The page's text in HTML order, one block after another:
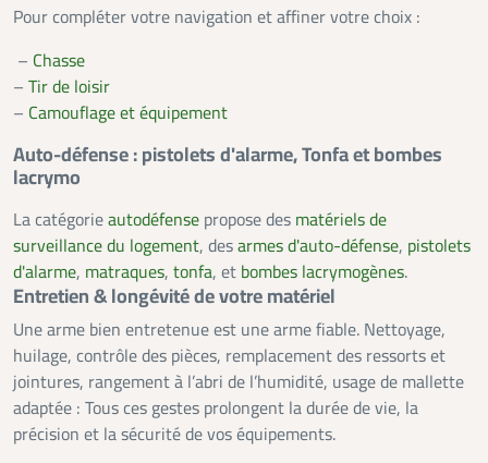
Pour compléter votre navigation et affiner votre choix :
– Chasse
– Tir de loisir
– Camouflage et équipement
Auto-défense : pistolets d'alarme, Tonfa et bombes
lacrymo
La catégorieautodéfense propose des matériels de
surveillance du logement, desarmes d'auto-défense, pistolets
d'alarme, matraques, tonfa, et bombes lacrymogènes.
Entretien & longévité de votre matériel
Une arme bien entretenue est une arme fiable. Nettoyage,
huilage, contrôle des pièces, remplacement des ressorts et
jointures, rangement à l’abri de l’humidité, usage de mallette
adaptée : Tous ces gestes prolongent la durée de vie, la
précision et la sécurité de vos équipements.